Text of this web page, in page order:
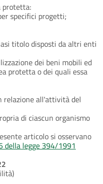
protetta:
specifici progetti;
titolo disposti da altri enti
dei beni mobili ed
protetta o dei quali essa
relazione all'attività del
di ciascun organismo
articolo si osservano
della legge 394/1991